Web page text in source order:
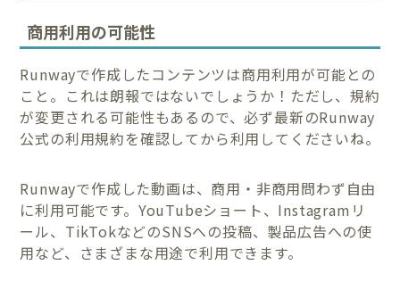
商用利用の可能性
Runwayで作成したコンテンツは商用利用が可能との
こと。これは朗報ではないでしょうか！ただし、規約
が変更される可能性もあるので、必ず最新のRunway
公式の利用規約を確認してから利用してくださいね。
Runwayで作成した動画は、商用・非商用問わず自由
に利用可能です。YouTubeショート、Instagramリ
ール、TikTokなどのSNSへの投稿、製品広告への使
用など、さまざまな用途で利用できます。